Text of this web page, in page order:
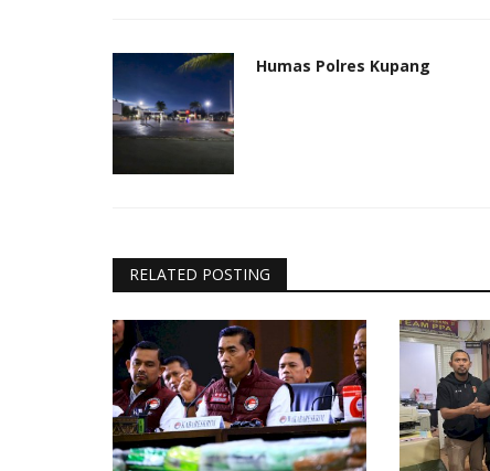
Humas Polres Kupang
RELATED POSTING